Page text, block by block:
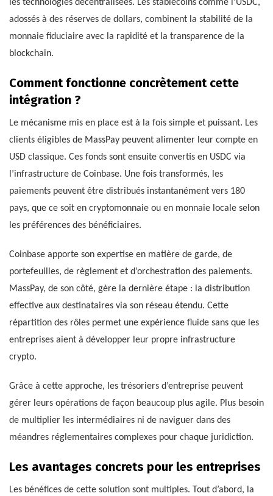
les technologies décentralisées. Les stablecoins comme l’USDC,
adossés à des réserves de dollars, combinent la stabilité de la
monnaie fiduciaire avec la rapidité et la transparence de la
blockchain.
Comment fonctionne concrètement cette
intégration ?
Le mécanisme mis en place est à la fois simple et puissant. Les
clients éligibles de MassPay peuvent alimenter leur compte en
USD classique. Ces fonds sont ensuite convertis en USDC via
l’infrastructure de Coinbase. Une fois transformés, les
paiements peuvent être distribués instantanément vers 180
pays, que ce soit en cryptomonnaie ou en monnaie locale selon
les préférences des bénéficiaires.
Coinbase apporte son expertise en matière de garde, de
portefeuilles, de règlement et d’orchestration des paiements.
MassPay, de son côté, gère la dernière étape : la distribution
effective aux destinataires via son réseau étendu. Cette
répartition des rôles permet une expérience fluide sans que les
entreprises aient à développer leur propre infrastructure
crypto.
Grâce à cette approche, les trésoriers d’entreprise peuvent
gérer leurs opérations de façon beaucoup plus agile. Plus besoin
de multiplier les intermédiaires ni de naviguer dans des
méandres réglementaires complexes pour chaque juridiction.
Les avantages concrets pour les entreprises
Les bénéfices de cette solution sont multiples. Tout d’abord, la